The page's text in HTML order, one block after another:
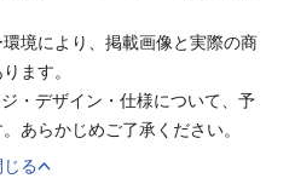
境により、掲載画像と実際の商
ます。
・デザイン・仕様について、予
あらかじめご了承ください。
る